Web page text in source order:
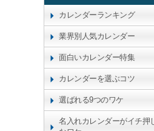
カレンダーランキング
業界別人気カレンダー
面白いカレンダー特集
カレンダーを選ぶコツ
選ばれる9つのワケ
名入れカレンダーがイチ押